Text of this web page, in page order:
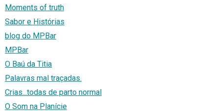
Moments of truth
Sabor e Histórias
blog do MPBar
MPBar
O Baú da Titia
Palavras mal traçadas.
Crias...todas de parto normal
O Som na Planície